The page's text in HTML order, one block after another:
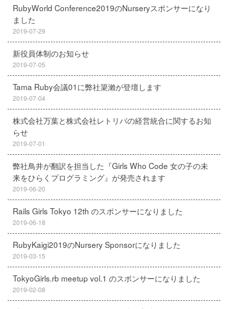
RubyWorld Conference2019のNurseryスポンサーになり
ました
2019-07-29
新役員体制のお知らせ
2019-07-05
Tama Ruby会議01に弊社簗瀨が登壇します
2019-07-04
株式会社万葉と株式会社レトリバの経営統合に関するお知
らせ
2019-07-01
弊社鳥井が翻訳を担当した『Girls Who Code 女の子の未
来をひらくプログラミング』が発売されます
2019-06-20
Rails Girls Tokyo 12th のスポンサーになりました
2019-06-18
RubyKaigi2019のNursery Sponsorになりました
2019-03-15
TokyoGirls.rb meetup vol.1 のスポンサーになりました
2019-02-08